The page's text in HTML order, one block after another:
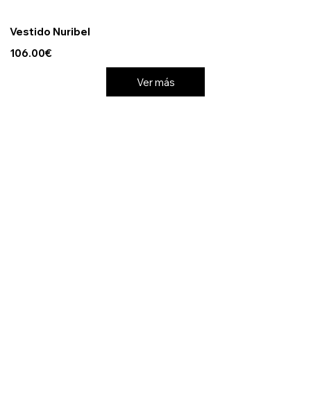
Vestido Nuribel
106.00€
Ver más